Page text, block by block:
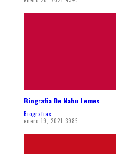
Biografia De Nahu Lemes
Biografias
enero 19, 2021 3985